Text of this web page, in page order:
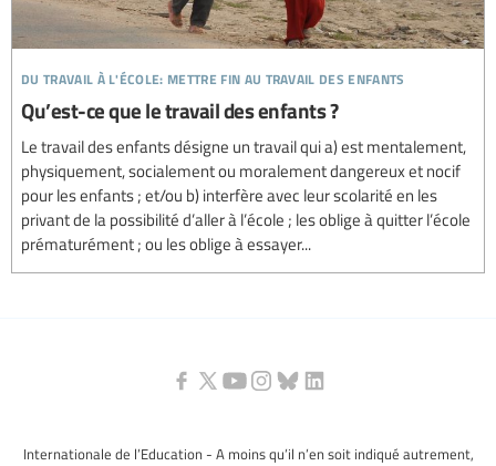
du travail à l'école: mettre fin au travail des enfants
Qu’est-ce que le travail des enfants ?
Le travail des enfants désigne un travail qui a) est mentalement,
physiquement, socialement ou moralement dangereux et nocif
pour les enfants ; et/ou b) interfère avec leur scolarité en les
privant de la possibilité d’aller à l’école ; les oblige à quitter l’école
prématurément ; ou les oblige à essayer...
Internationale de l’Education - A moins qu’il n’en soit indiqué autrement,